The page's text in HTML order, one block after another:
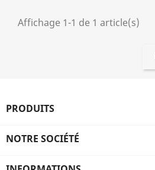
Affichage 1-1 de 1 article(s)
PRODUITS
NOTRE SOCIÉTÉ